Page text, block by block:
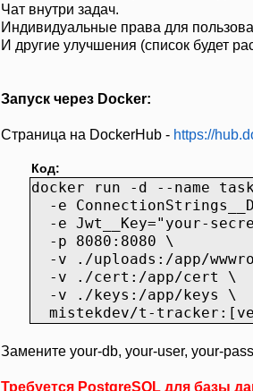
Чат внутри задач.
Индивидуальные права для
И другие улучшения (список будет
Запуск через Docker:
Страница на DockerHub - https://
Код:
docker run -d --name
-e
-e Jwt__Key="your-
-p 8080:8080 \
-v ./uploads:/app/
-v ./cert:/app/cert \
-v ./keys:/app/keys \
mistekdev/t-
Замените your-db, your-user, your-
Требуется PostgreSQL для базы